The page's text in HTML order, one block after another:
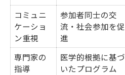
コミュニ
ケーショ
ン重視
参加者同士の交
流・社会参加を促
進
専門家の
指導
医学的根拠に基づ
いたプログラム